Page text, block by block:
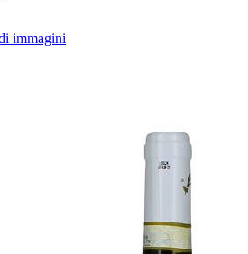
immagini